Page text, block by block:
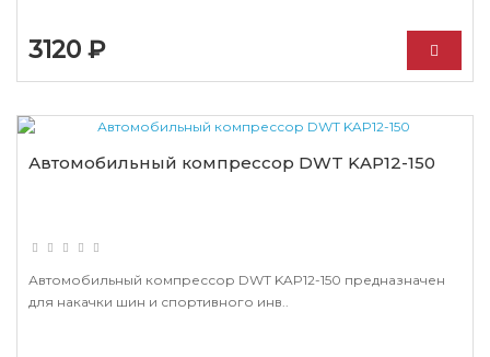
3120 ₽
Автомобильный компрессор DWT KAP12-150
Автомобильный компрессор DWT KAP12-150 предназначен
для накачки шин и спортивного инв..